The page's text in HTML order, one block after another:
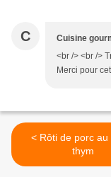
C Cuisine
<br /> <br />
Merci pour
< Rôti de porc au lait et
thym